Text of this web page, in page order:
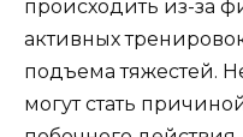
происходить из-за
активных
подъема тяжестей.
могут стать